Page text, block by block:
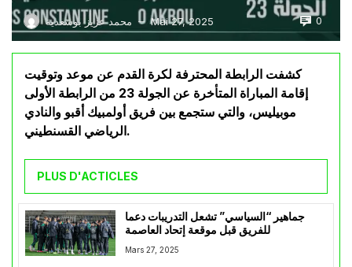
محمد عزيز بوسعدية — Mai 27, 2025 0
كشفت الرابطة المحترفة لكرة القدم عن موعد وتوقيت
إقامة المباراة المتأخرة عن الجولة 23 من الرابطة الأولى
موبيليس، والتي ستجمع بين فريق أولمبيك أقبو والنادي
الرياضي القسنطيني.
PLUS D'ACTICLES
جماهير “السياسي” تشعل التدريبات دعما
للفريق قبل موقعة إتحاد العاصمة
Mars 27, 2025